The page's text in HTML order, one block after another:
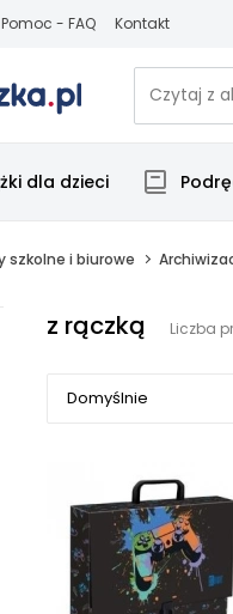
Pomoc - FAQ Kontakt
dla dzieci
szkolne i biurowe
z rączką Liczba
Domyślnie
Popularne
Cena rosnąco
Cena malejąco